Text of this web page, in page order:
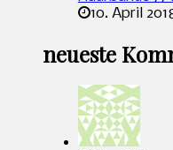
10. April
neueste